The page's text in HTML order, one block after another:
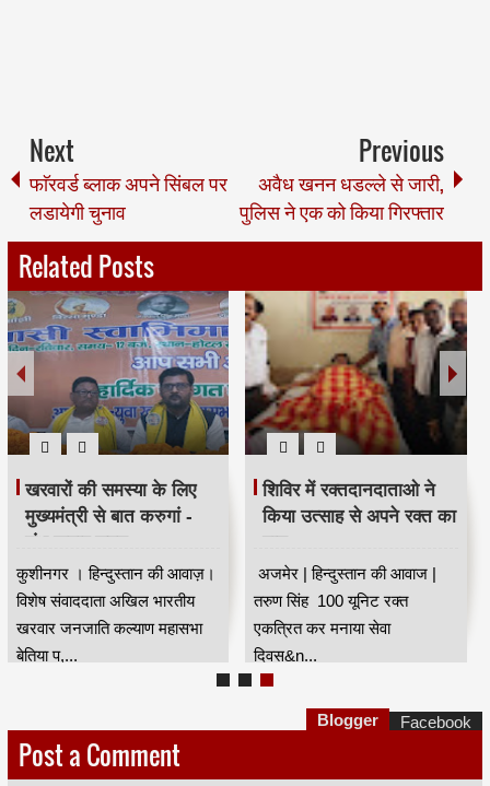
Next
फाॅरवर्ड ब्लाक अपने सिंबल पर
लडायेगी चुनाव
Previous
अवैध खनन धडल्ले से जारी,
पुलिस ने एक को किया गिरफ्तार
Related Posts
खरवारों की समस्या के लिए
मुख्यमंत्री से बात करुगां -
शंभू कुमार सुमन
कुशीनगर । हिन्दुस्तान की आवाज़।
विशेष संवाददाता अखिल भारतीय
खरवार जनजाति कल्याण महासभा
बेतिया प,...
शिविर में रक्तदानदाताओ ने
किया उत्साह से अपने रक्त का
दान
अजमेर | हिन्दुस्तान की आवाज |
तरुण सिंह 100 यूनिट रक्त
एकत्रित कर मनाया सेवा
दिवस&n...
Post a Comment
Blogger Facebook